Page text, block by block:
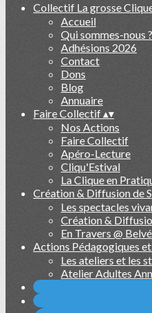
Collectif La grosse
Accueil
Qui sommes-nous ?
Adhésions 2026
Contact
Dons
Blog
Annuaire
Faire Collectif▴▾
Nos Actions
Faire Collectif
Apéro-Lecture
Cliqu'Estival
La Clique en
Création & Diffusion de
Les spectacles
Création &
En Travers @
Actions Pédagogiques
Les ateliers et les
Atelier Adultes